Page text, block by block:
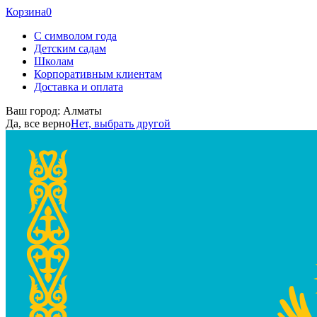
Корзина0
С символом года
Детским садам
Школам
Корпоративным клиентам
Доставка и оплата
Ваш город: Алматы
Да, все верноНет, выбрать другой